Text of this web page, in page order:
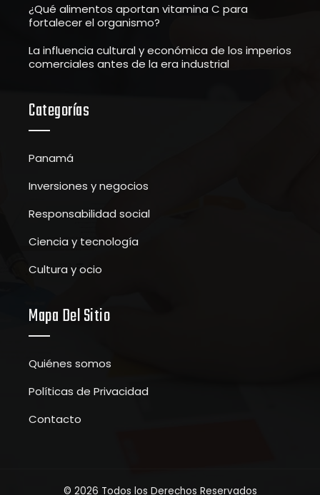
¿Qué alimentos aportan vitamina C para
fortalecer el organismo?
La influencia cultural y económica de los imperios
comerciales antes de la era industrial
Categorías
Panamá
Inversiones y negocios
Responsabilidad social
Ciencia y tecnología
Cultura y ocio
Mapa Del Sitio
Quiénes somos
Políticas de Privacidad
Contacto
© 2026 Todos los Derechos Reservados